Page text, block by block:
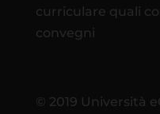
curriculare quali
convegni
© 2019 Università